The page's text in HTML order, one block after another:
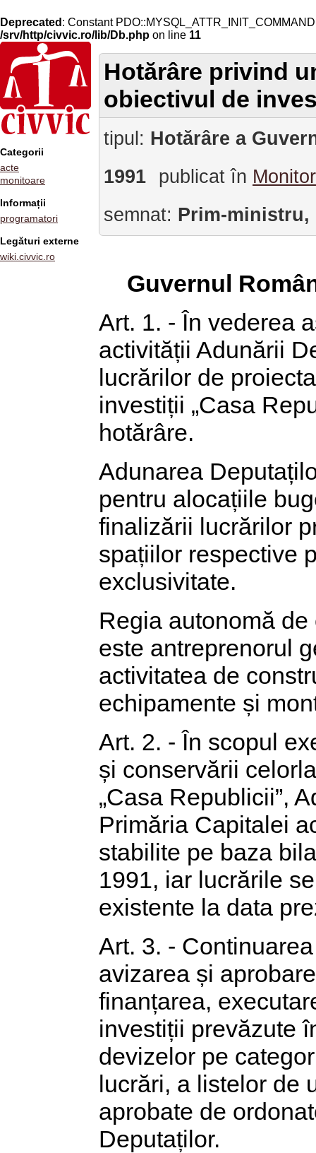
Deprecated : Constant
/srv/http/civvic.ro/lib/Db.php on line 11
Categorii
acte
monitoare
Informații
programatori
Legături externe
wiki.civvic.ro
Hotărâre privind
obiectivul de
tipul: Hotărâre a
1991
publicat în
semnat: Prim-ministru,
Guvernul
Art. 1. - În vederea
activității Adunării
lucrărilor de
investiții „Casa
hotărâre.
Adunarea
pentru alocațiile
finalizării lucrărilor
spațiilor respective
exclusivitate.
Regia autonomă de
este antreprenorul
activitatea de
echipamente și
Art. 2. - În scopul
și conservării
„Casa Republicii”,
Primăria Capitalei
stabilite pe baza
1991, iar lucrările
existente la data
Art. 3. -
avizarea și
finanțarea,
investiții prevăzute
devizelor pe
lucrări, a listelor de
aprobate de
Deputaților.